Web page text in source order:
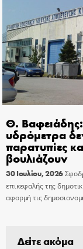
Θ. Βαφειάδης:
υδρόμετρα
παρατυπίες
βουλιάζουν
30 Ιουλίου, 2026
επικεφαλής της
αφορμή τις
Δείτε ακόμα